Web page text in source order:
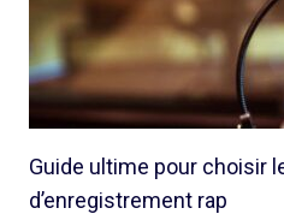
Guide ultime pour choisir
d’enregistrement rap